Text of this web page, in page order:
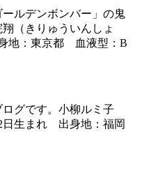
ルデンボンバー」の鬼
（きりゅういんしょ
地：東京都 血液型：B
グです。小柳ルミ子
日生まれ 出身地：福岡